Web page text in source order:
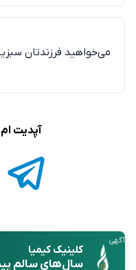
می‌خواهید فرزند‌تان
آپدیت
آگهی
کلینیک کیمیا
سال‌های سالمِ